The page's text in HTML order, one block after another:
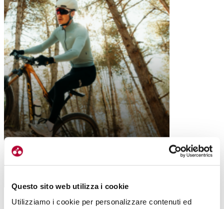
Questo sito web utilizza i cookie
Utilizziamo i cookie per personalizzare contenuti ed
MTB
ORBEA OIZ: UN’EVOLUZIONE COSTANTE